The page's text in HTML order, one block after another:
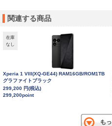
関連する商品
在庫
なし
Xperia 1 VIII(XQ-GE44) RAM16GB/ROM1TB
グラファイトブラック
299,200 円(税込)
299,200point